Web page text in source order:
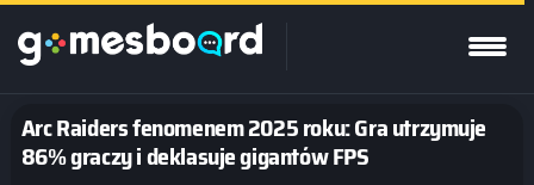
Arc Raiders fenomenem 2025 roku: Gra utrzymuje
86% graczy i deklasuje gigantów FPS